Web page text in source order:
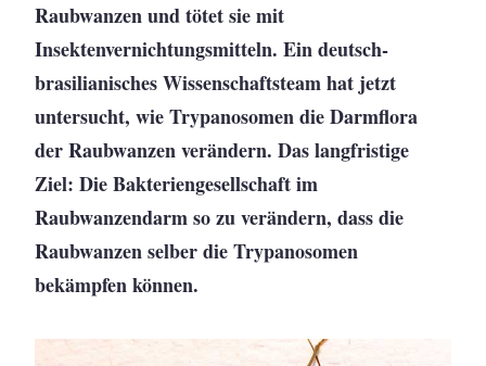
Raubwanzen und tötet sie mit
Insektenvernichtungsmitteln. Ein deutsch-
brasilianisches Wissenschaftsteam hat jetzt
untersucht, wie Trypanosomen die Darmflora
der Raubwanzen verändern. Das langfristige
Ziel: Die Bakteriengesellschaft im
Raubwanzendarm so zu verändern, dass die
Raubwanzen selber die Trypanosomen
bekämpfen können.